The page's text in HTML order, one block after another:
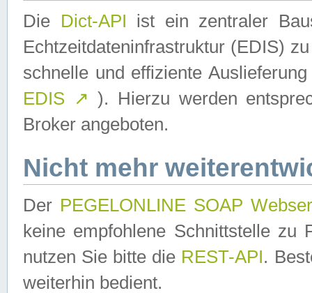
Die Dict-API ist ein zentraler
Echtzeitdateninfrastruktur (EDIS)
schnelle und effiziente
EDIS ↗ ). Hierzu werden
Broker angeboten.
Nicht mehr
Der PEGELONLINE SOAP
keine empfohlene Schnittstelle zu
nutzen Sie bitte die REST-API.
weiterhin bedient.